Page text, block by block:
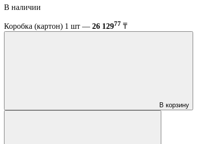
В наличии
Коробка (картон) 1 шт — 26 12977 ₸
В корзину